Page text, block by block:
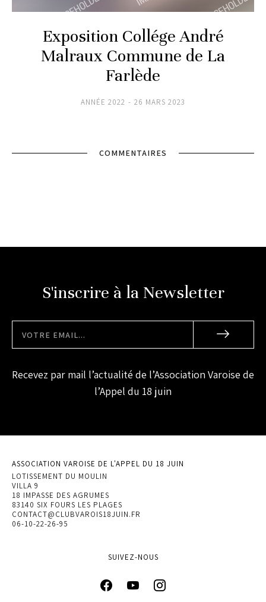
Exposition Collége André
Malraux Commune de La
Farlède
ANNÉE 2022 26 MARS 2023
COMMENTAIRES
S'inscrire à la Newsletter
Recevez par mail l’actualité de l’Association Varoise de
l’Appel du 18 juin
ASSOCIATION VAROISE DE L'APPEL DU 18 JUIN
LOTISSEMENT DU MOULIN
VILLA 9
18 IMPASSE DES AGRUMES
83140 SIX FOURS LES PLAGES
CONTACT@CLUBVAROIS18JUIN.FR
06-10-22-26-95
SUIVEZ-NOUS